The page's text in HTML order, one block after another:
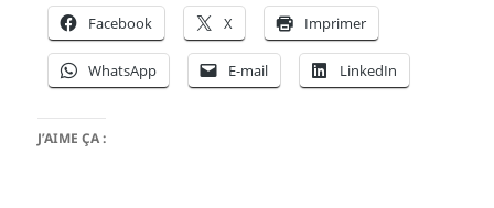
Facebook X Imprimer
WhatsApp E-mail LinkedIn
J’AIME ÇA :